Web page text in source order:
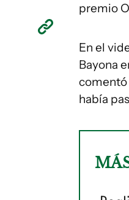
premio
En el
Bayona
comentó
había